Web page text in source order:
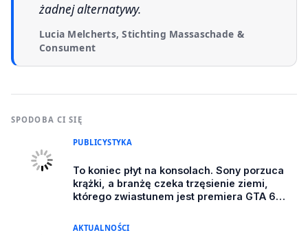
żadnej alternatywy.
Lucia Melcherts, Stichting Massaschade &
Consument
SPODOBA CI SIĘ
PUBLICYSTYKA
To koniec płyt na konsolach. Sony porzuca
krążki, a branżę czeka trzęsienie ziemi,
którego zwiastunem jest premiera GTA 6
AKTUALNOŚCI